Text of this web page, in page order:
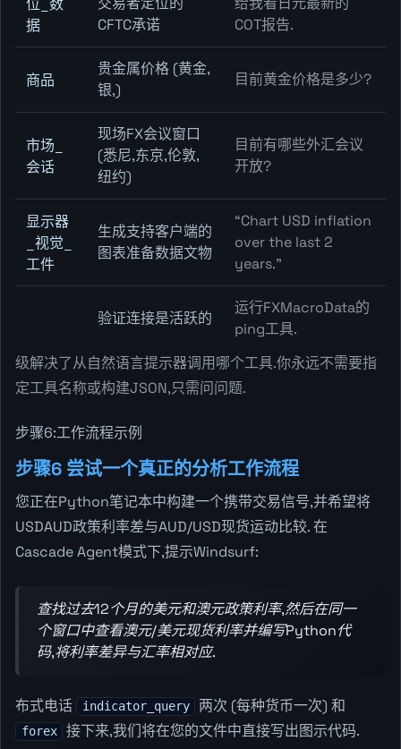
位_数
据
CFTC承诺
COT报告.
商品
贵金属价格 (黄金,
银,)
目前黄金价格是多少?
市场_
会话
现场FX会议窗口
(悉尼,东京,伦敦,
纽约)
目前有哪些外汇会议
开放?
显示器
_视觉_
工件
生成支持客户端的
图表准备数据文物
“Chart USD inflation
over the last 2
years.”
验证连接是活跃的
运行FXMacroData的
ping工具.
级解决了从自然语言提示器调用哪个工具.你永远不需要指
定工具名称或构建JSON,只需问问题.
步骤6:工作流程示例
步骤6 尝试一个真正的分析工作流程
您正在Python笔记本中构建一个携带交易信号,并希望将
USDAUD政策利率差与AUD/USD现货运动比较. 在
Cascade Agent模式下,提示Windsurf:
查找过去12个月的美元和澳元政策利率,然后在同一
个窗口中查看澳元/美元现货利率并编写Python代
码,将利率差异与汇率相对应.
布式电话 indicator_query 两次 (每种货币一次) 和
forex 接下来,我们将在您的文件中直接写出图示代码.